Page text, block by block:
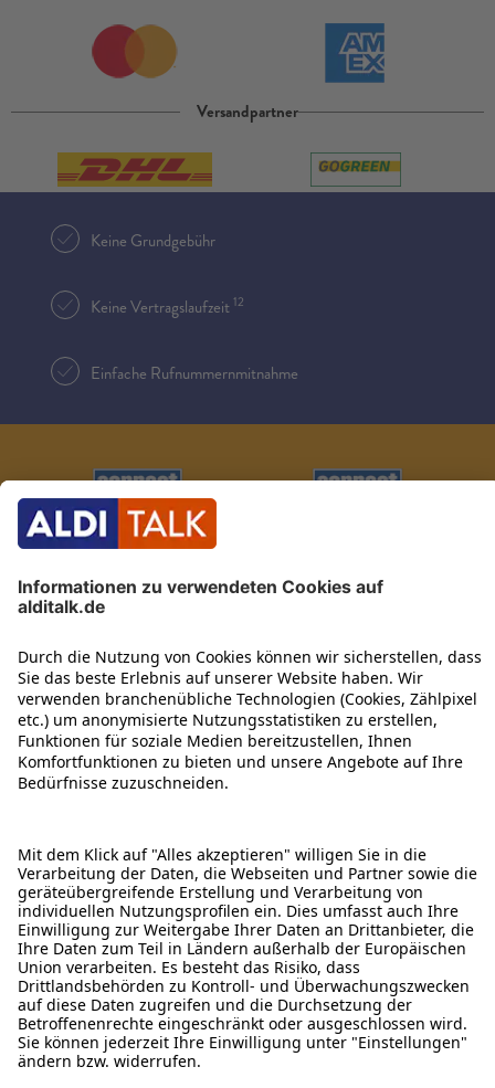
Versandpartner
Keine Grundgebühr
Keine Vertragslaufzeit12
Einfache Rufnummernmitnahme
ALDI TALK WEBSHOP
ALDI TALK MOBILFUNK
HILFE-THEMEN
ALDI SERVICES